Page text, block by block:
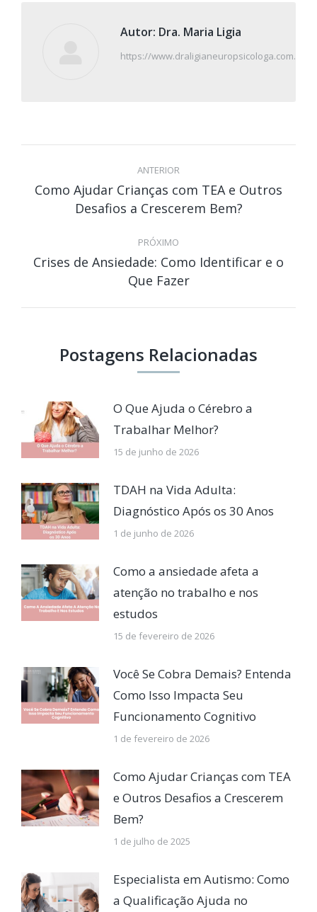
Autor: Dra. Maria Ligia
https://www.draligianeuropsicologa.com.br/
post:
ANTERIOR
Post
Como Ajudar Crianças com TEA e Outros
Desafios a Crescerem Bem?
PRÓXIMO
Próximo
Crises de Ansiedade: Como Identificar e o
Que Fazer
Postagens Relacionadas
O Que Ajuda o Cérebro a
Trabalhar Melhor?
15 de junho de 2026
TDAH na Vida Adulta:
Diagnóstico Após os 30 Anos
1 de junho de 2026
Como a ansiedade afeta a
atenção no trabalho e nos
estudos
15 de fevereiro de 2026
Você Se Cobra Demais? Entenda
Como Isso Impacta Seu
Funcionamento Cognitivo
1 de fevereiro de 2026
Como Ajudar Crianças com TEA
e Outros Desafios a Crescerem
Bem?
1 de julho de 2025
Especialista em Autismo: Como
a Qualificação Ajuda no